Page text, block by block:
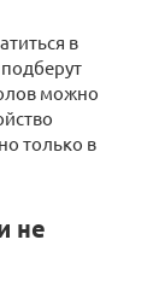
в
можно
только в
не